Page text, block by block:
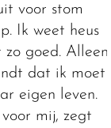
voor stom
Ik weet heus
goed. Alleen
dat ik moet
eigen leven.
mij, zegt